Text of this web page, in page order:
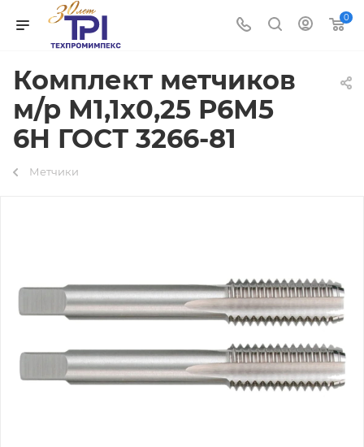
0
Комплект метчиков
м/р М1,1х0,25 Р6М5
6H ГОСТ 3266-81
Метчики